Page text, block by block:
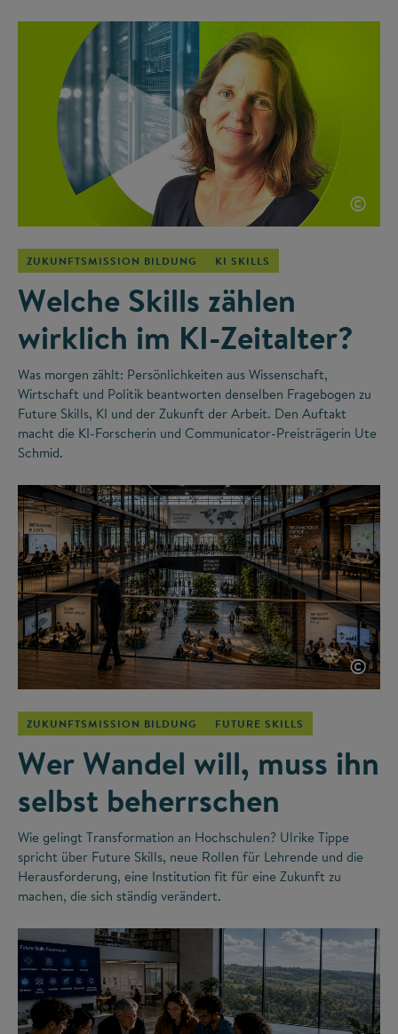
©
ZUKUNFTSMISSION BILDUNG KI SKILLS
Welche Skills zählen
wirklich im KI-Zeitalter?
Was morgen zählt: Persönlichkeiten aus Wissenschaft,
Wirtschaft und Politik beantworten denselben Fragebogen zu
Future Skills, KI und der Zukunft der Arbeit. Den Auftakt
macht die KI-Forscherin und Communicator-Preisträgerin Ute
Schmid.
©
ZUKUNFTSMISSION BILDUNG FUTURE SKILLS
Wer Wandel will, muss ihn
selbst beherrschen
Wie gelingt Transformation an Hochschulen? Ulrike Tippe
spricht über Future Skills, neue Rollen für Lehrende und die
Herausforderung, eine Institution fit für eine Zukunft zu
machen, die sich ständig verändert.